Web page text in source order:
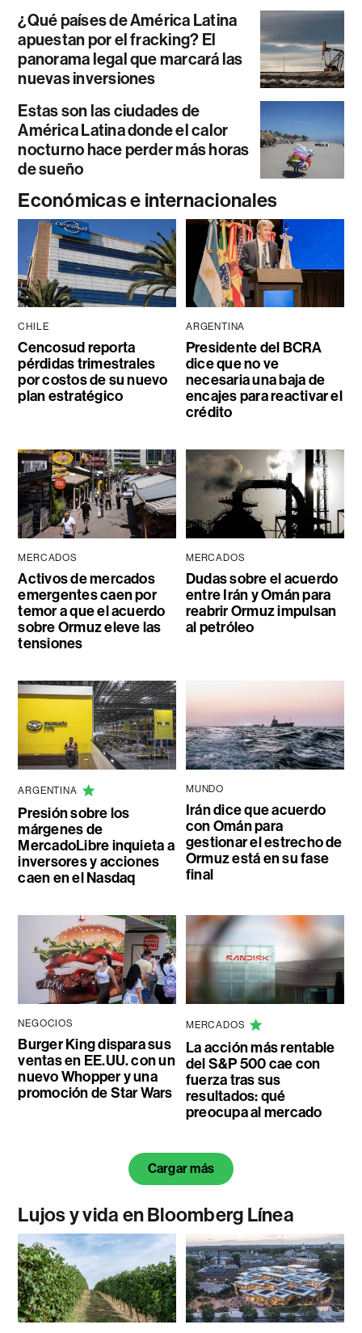
¿Qué países de América Latina
apuestan por el fracking? El
panorama legal que marcará las
nuevas inversiones
Estas son las ciudades de
América Latina donde el calor
nocturno hace perder más horas
de sueño
Económicas e internacionales
CHILE
Cencosud reporta
pérdidas trimestrales
por costos de su nuevo
plan estratégico
ARGENTINA
Presidente del BCRA
dice que no ve
necesaria una baja de
encajes para reactivar el
crédito
MERCADOS
Activos de mercados
emergentes caen por
temor a que el acuerdo
sobre Ormuz eleve las
tensiones
MERCADOS
Dudas sobre el acuerdo
entre Irán y Omán para
reabrir Ormuz impulsan
al petróleo
ARGENTINA
Presión sobre los
márgenes de
MercadoLibre inquieta a
inversores y acciones
caen en el Nasdaq
MUNDO
Irán dice que acuerdo
con Omán para
gestionar el estrecho de
Ormuz está en su fase
final
NEGOCIOS
Burger King dispara sus
ventas en EE.UU. con un
nuevo Whopper y una
promoción de Star Wars
MERCADOS
La acción más rentable
del S&P 500 cae con
fuerza tras sus
resultados: qué
preocupa al mercado
Cargar más
Lujos y vida en Bloomberg Línea